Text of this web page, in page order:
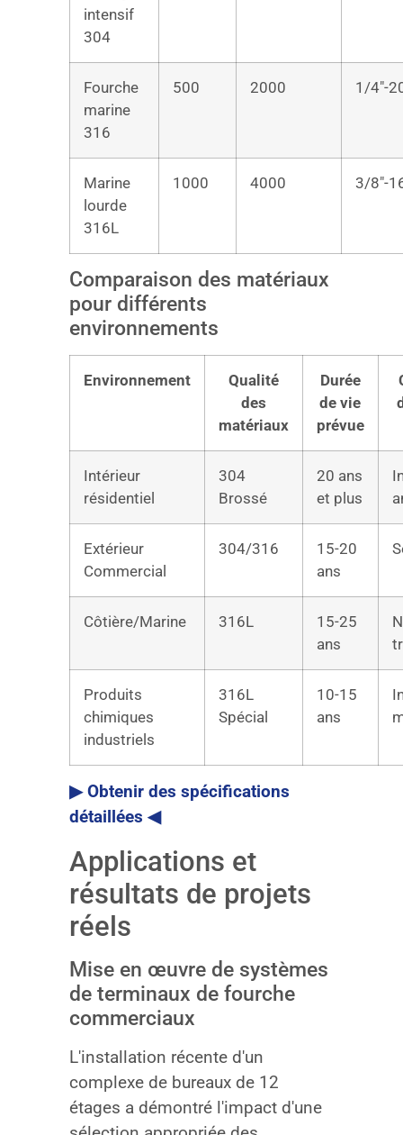
intensif
304
Fourche
marine
316
500 2000 1/4″-
Marine
lourde
316L
1000 4000 3/8″-
Comparaison des matériaux
pour différents
environnements
Environnement
Qualité
des
matériaux
Durée
de vie
prévue
Intérieur
résidentiel
304
Brossé
20 ans
et plus
Extérieur
Commercial
304/316
15-20
ans
Côtière/Marine 316L
15-25
ans
Produits
chimiques
industriels
316L
Spécial
10-15
ans
▶ Obtenir des spécifications
détaillées ◀
Applications et
résultats de projets
réels
Mise en œuvre de systèmes
de terminaux de fourche
commerciaux
L'installation récente d'un
complexe de bureaux de 12
étages a démontré l'impact d'une